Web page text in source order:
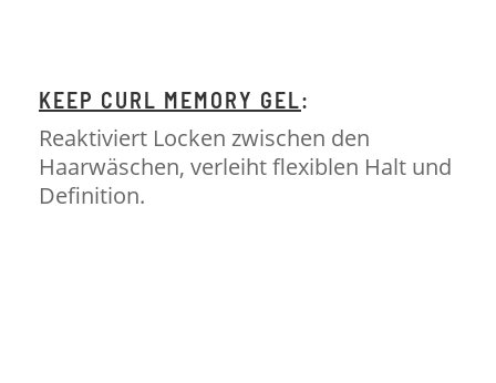
KEEP CURL MEMORY GEL:
Reaktiviert Locken zwischen den
Haarwäschen, verleiht flexiblen Halt und
Definition.